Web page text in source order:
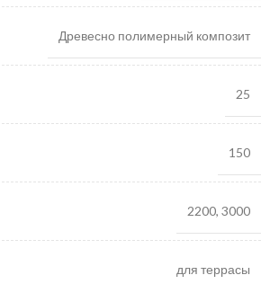
Древесно полимерный композит
25
150
2200, 3000
для террасы